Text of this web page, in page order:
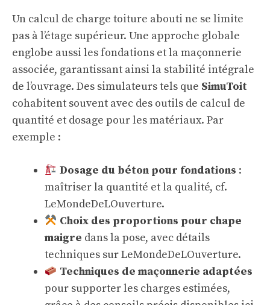
Un calcul de charge toiture abouti ne se limite
pas à l’étage supérieur. Une approche globale
englobe aussi les fondations et la maçonnerie
associée, garantissant ainsi la stabilité intégrale
de l’ouvrage. Des simulateurs tels que SimuToit
cohabitent souvent avec des outils de calcul de
quantité et dosage pour les matériaux. Par
exemple :
Dosage du béton pour fondations :
maîtriser la quantité et la qualité, cf.
LeMondeDeLOuverture.
Choix des proportions pour chape
maigre dans la pose, avec détails
techniques surLeMondeDeLOuverture.
Techniques de maçonnerie adaptées
pour supporter les charges estimées,